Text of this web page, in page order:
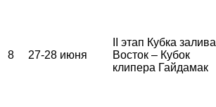
8 27-28 июня
II этап Кубка залива
Восток – Кубок
клипера Гайдамак